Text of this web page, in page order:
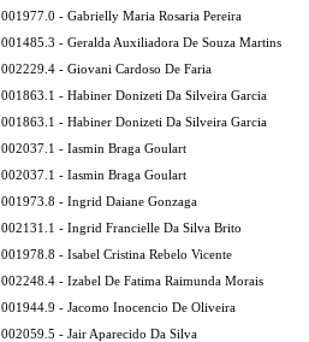
001977.0 - Gabrielly Maria Rosaria Pereira
001485.3 - Geralda Auxiliadora De Souza Martins
002229.4 - Giovani Cardoso De Faria
001863.1 - Habiner Donizeti Da Silveira Garcia
001863.1 - Habiner Donizeti Da Silveira Garcia
002037.1 - Iasmin Braga Goulart
002037.1 - Iasmin Braga Goulart
001973.8 - Ingrid Daiane Gonzaga
002131.1 - Ingrid Francielle Da Silva Brito
001978.8 - Isabel Cristina Rebelo Vicente
002248.4 - Izabel De Fatima Raimunda Morais
001944.9 - Jacomo Inocencio De Oliveira
002059.5 - Jair Aparecido Da Silva